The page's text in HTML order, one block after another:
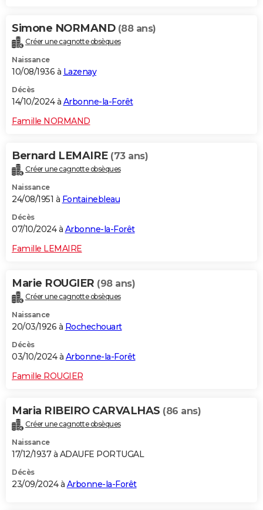
Simone NORMAND (88 ans)
Créer une cagnotte obsèques
Naissance
10/08/1936 à Lazenay
Décès
14/10/2024 à Arbonne-la-Forêt
Famille NORMAND
Bernard LEMAIRE (73 ans)
Créer une cagnotte obsèques
Naissance
24/08/1951 à Fontainebleau
Décès
07/10/2024 à Arbonne-la-Forêt
Famille LEMAIRE
Marie ROUGIER (98 ans)
Créer une cagnotte obsèques
Naissance
20/03/1926 à Rochechouart
Décès
03/10/2024 à Arbonne-la-Forêt
Famille ROUGIER
Maria RIBEIRO CARVALHAS (86 ans)
Créer une cagnotte obsèques
Naissance
17/12/1937 à ADAUFE PORTUGAL
Décès
23/09/2024 à Arbonne-la-Forêt